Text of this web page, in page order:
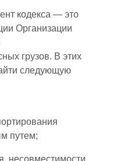
кодекса — это
Организации
грузов. В этих
следующую
путем;
несовместимости